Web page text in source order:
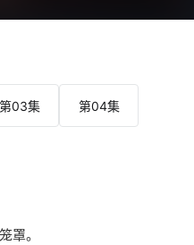
第03集 第04集
与混乱笼罩。